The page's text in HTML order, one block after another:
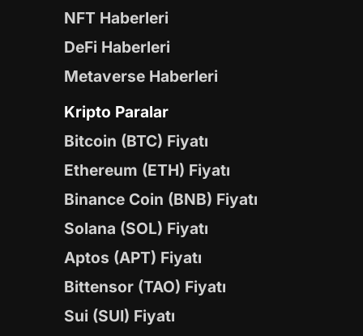
NFT Haberleri
DeFi Haberleri
Metaverse Haberleri
Kripto Paralar
Bitcoin (BTC) Fiyatı
Ethereum (ETH) Fiyatı
Binance Coin (BNB) Fiyatı
Solana (SOL) Fiyatı
Aptos (APT) Fiyatı
Bittensor (TAO) Fiyatı
Sui (SUI) Fiyatı